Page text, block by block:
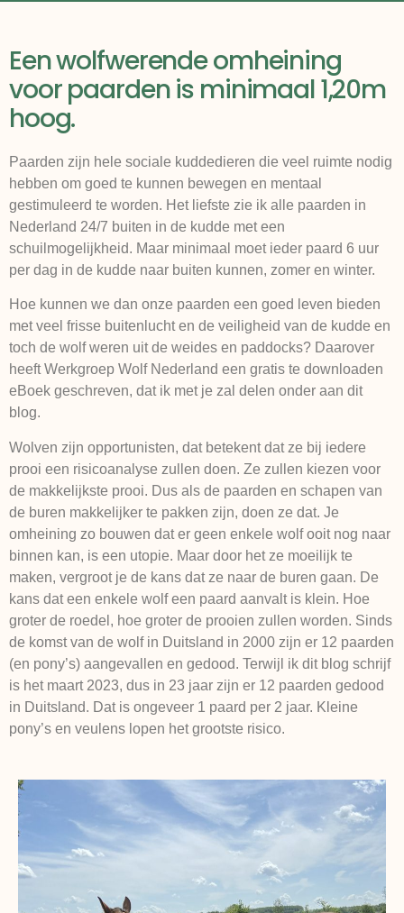
Een wolfwerende omheining
voor paarden is minimaal 1,20m
hoog.
Paarden zijn hele sociale kuddedieren die veel ruimte nodig
hebben om goed te kunnen bewegen en mentaal
gestimuleerd te worden. Het liefste zie ik alle paarden in
Nederland 24/7 buiten in de kudde met een
schuilmogelijkheid. Maar minimaal moet ieder paard 6 uur
per dag in de kudde naar buiten kunnen, zomer en winter.
Hoe kunnen we dan onze paarden een goed leven bieden
met veel frisse buitenlucht en de veiligheid van de kudde en
toch de wolf weren uit de weides en paddocks? Daarover
heeft Werkgroep Wolf Nederland een gratis te downloaden
eBoek geschreven, dat ik met je zal delen onder aan dit
blog.
Wolven zijn opportunisten, dat betekent dat ze bij iedere
prooi een risicoanalyse zullen doen. Ze zullen kiezen voor
de makkelijkste prooi. Dus als de paarden en schapen van
de buren makkelijker te pakken zijn, doen ze dat. Je
omheining zo bouwen dat er geen enkele wolf ooit nog naar
binnen kan, is een utopie. Maar door het ze moeilijk te
maken, vergroot je de kans dat ze naar de buren gaan. De
kans dat een enkele wolf een paard aanvalt is klein. Hoe
groter de roedel, hoe groter de prooien zullen worden. Sinds
de komst van de wolf in Duitsland in 2000 zijn er 12 paarden
(en pony’s) aangevallen en gedood. Terwijl ik dit blog schrijf
is het maart 2023, dus in 23 jaar zijn er 12 paarden gedood
in Duitsland. Dat is ongeveer 1 paard per 2 jaar. Kleine
pony’s en veulens lopen het grootste risico.